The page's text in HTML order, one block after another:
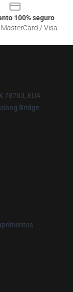
100% seguro
/ Visa
78703, EUA
Bridge